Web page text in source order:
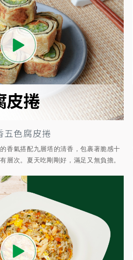
五色腐皮捲
香氣搭配九層塔的清香，包裹著脆感十
層次。夏天吃剛剛好，滿足又無負擔。